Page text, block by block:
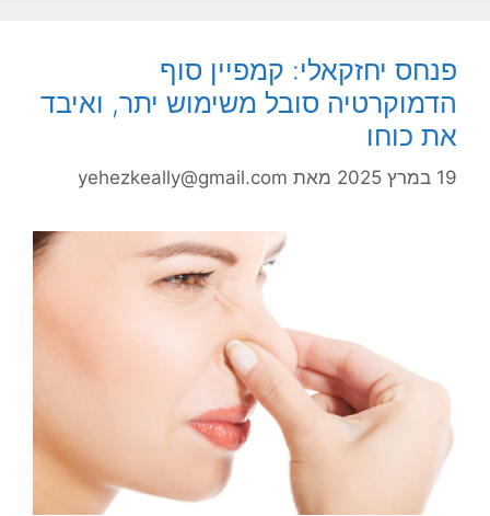
פנחס יחזקאלי: קמפיין סוף
הדמוקרטיה סובל משימוש יתר, ואיבד
את כוחו
19 במרץ 2025 מאת yehezkeally@gmail.com